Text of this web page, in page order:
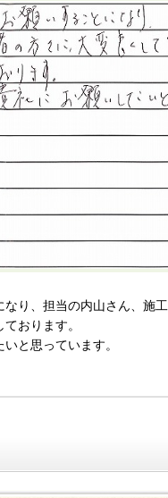
り、担当の内山さん、施
おります。
と思っています。